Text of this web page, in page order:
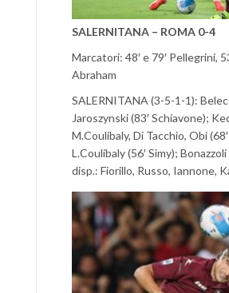
SALERNITANA – ROMA 0-4
Marcatori: 48′ e 79′ Pellegrini,
Abraham
SALERNITANA (3-5-1-1):
Jaroszynski (83′ Schiavone);
M.Coulibaly, Di Tacchio, Obi
L.Coulibaly (56′ Simy);
disp.: Fiorillo, Russo, Iannone,